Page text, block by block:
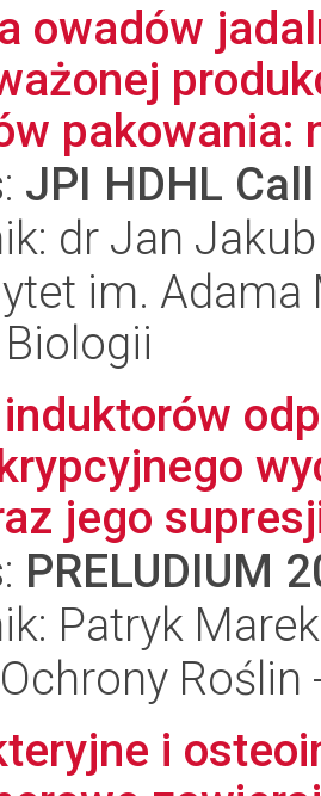
owadów
pakowania:
JPI HDHL
dr Jan
im.
Biologii
induktorów
jego
PRELUDIUM
Patryk
i